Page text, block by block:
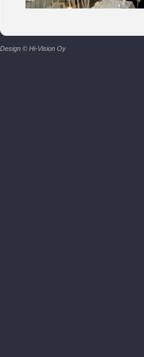
Design © Hi-Vision Oy